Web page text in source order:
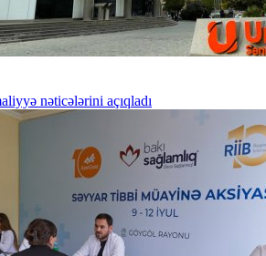
nəticələrini açıqladı